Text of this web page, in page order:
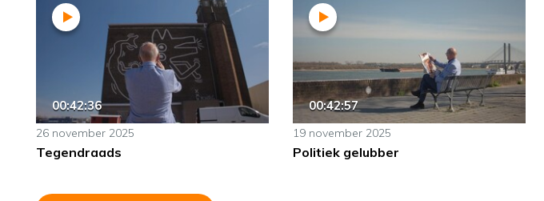
00:42:36
26 november 2025
Tegendraads
00:42:57
19 november 2025
Politiek gelubber